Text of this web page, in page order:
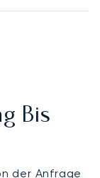
Bis
der Anfrage